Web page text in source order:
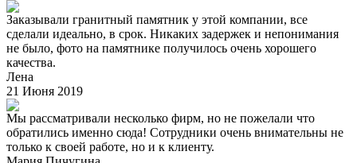
Заказывали гранитный памятник у этой компании, все
сделали идеально, в срок. Никаких задержек и непонимания
не было, фото на памятнике получилось очень хорошего
качества.
Лена
21 Июня 2019
Мы рассматривали несколько фирм, но не пожелали что
обратились именно сюда! Сотрудники очень внимательны не
только к своей работе, но и к клиенту.